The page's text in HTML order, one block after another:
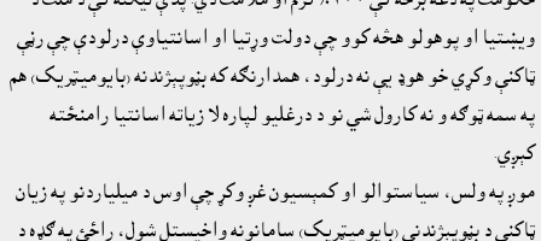
ويښتيا او پوهولو هڅه کوو چې دولت وړتيا او اسانتياوې درلودې چې رڼې
ټاکنې وکړي خو هوډ يې نه درلود، همدارنګه که بڼوپېژندنه (بايوميټريک) هم
په سمه ټوګه و نه کارول شي نو د درغليو لپاره لا زياته اسانتيا رامنځته
کېږي.
موږ په ولس، سياستوالو او کمېسيون غږ وکړ چې اوس د ميلياردنو په زيان
ټاکنې د بڼوپېژندنې (بايوميټريک) سامانونه واخيستل شول، راځئ په ګډه د